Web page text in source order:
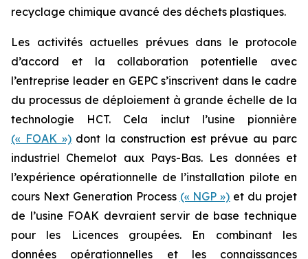
recyclage chimique avancé des déchets plastiques.
Les activités actuelles prévues dans le protocole
d’accord et la collaboration potentielle avec
l’entreprise leader en GEPC s’inscrivent dans le cadre
du processus de déploiement à grande échelle de la
technologie HCT. Cela inclut l’usine pionnière
(« FOAK »)dont la construction est prévue au parc
industriel Chemelot aux Pays-Bas. Les données et
l’expérience opérationnelle de l’installation pilote en
cours Next Generation Process (« NGP ») et du projet
de l’usine FOAK devraient servir de base technique
pour les Licences groupées. En combinant les
données opérationnelles et les connaissances